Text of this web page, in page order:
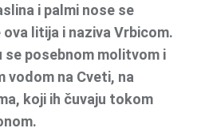
i palmi nose se
litija i naziva Vrbicom.
se posebnom molitvom i
vodom na Cveti, na
koji ih čuvaju tokom